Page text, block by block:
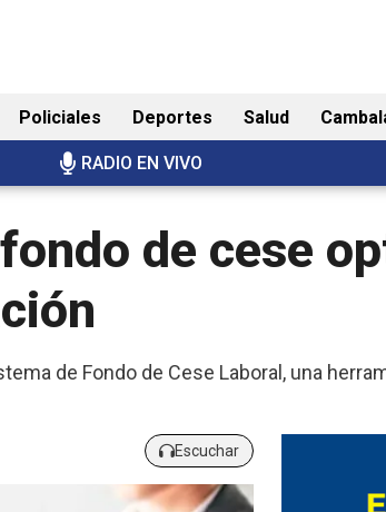
Policiales Deportes Salud
RADIO EN VIVO
de cese
de Fondo de Cese Laboral, una
Escuchar